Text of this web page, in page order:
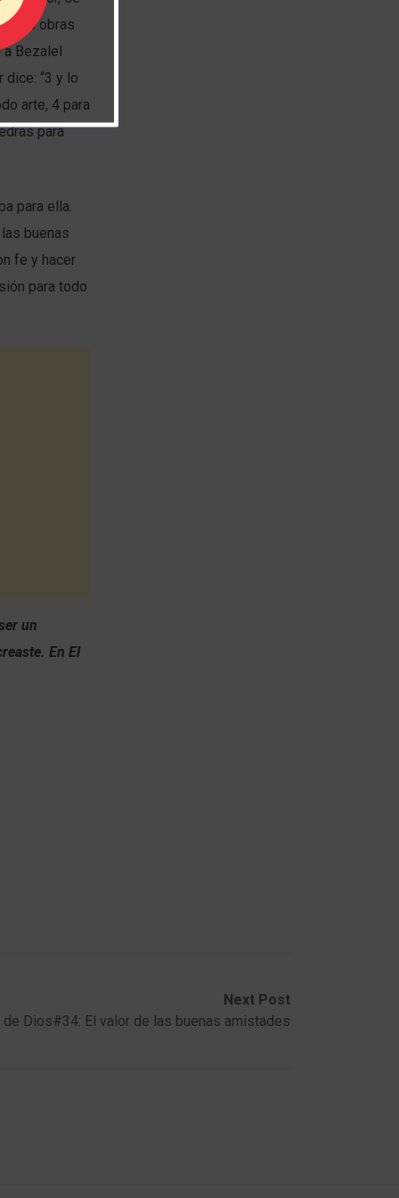
obras
a Bezalel
dice: “3 y lo
arte, 4 para
para
para ella.
buenas
fe y hacer
para todo
un
En El
Next Post
de Dios#34: El valor de las buenas amistades